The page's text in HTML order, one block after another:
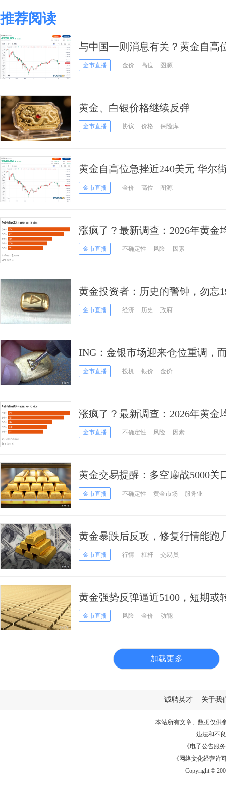
推荐阅读
与中国一则消息有关？黄金自高
投行高呼金价将上探6300美元
金市直播 金价 高位 图源
黄金、白银价格继续反弹
金市直播 协议 价格 保险库
黄金自高位急挫近240美元 华尔
6300美元
金市直播 金价 高位 图源
涨疯了？最新调查：2026年黄金
元 白银“高波动风暴”或在酝酿
金市直播 不确定性 风险 因素
黄金投资者：历史的警钟，勿忘
金市直播 经济 历史 政府
ING：金银市场迎来仓位重调，
金市直播 投机 银价 金价
涨疯了？最新调查：2026年黄金
元 白银“高波动风暴”或在酝酿
金市直播 不确定性 风险 因素
黄金交易提醒：多空鏖战5000关
这三颗“雷”
金市直播 不确定性 黄金市场 服务业
黄金暴跌后反攻，修复行情能跑
金市直播 行情 杠杆 交易员
黄金强势反弹逼近5100，短期或
金市直播 风险 金价 动能
加载更多
诚聘英才 关于我
本站所有文章、数据仅供
违法和不
《电子公告服务
《网络文化经营许
Copyright ©